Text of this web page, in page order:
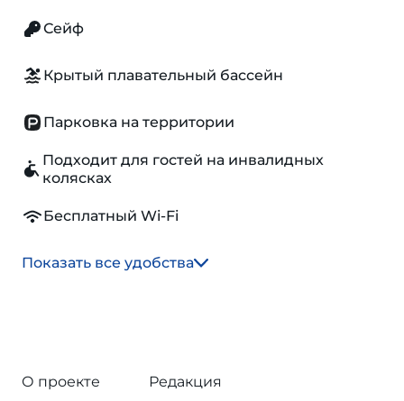
Сейф
Крытый плавательный бассейн
Парковка на территории
Подходит для гостей на инвалидных
колясках
Бесплатный Wi-Fi
Показать все удобства
О проекте
Редакция